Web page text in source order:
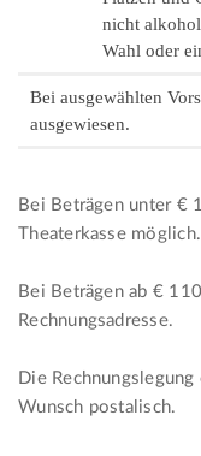
nicht
Wahl oder
Bei ausgewählten
ausgewiesen.
Bei Beträgen unter €
Theaterkasse möglich.
Bei Beträgen ab €
Rechnungsadresse.
Die
Wunsch postalisch.